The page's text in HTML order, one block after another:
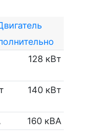
128 кВт
140 кВт
160 кВА